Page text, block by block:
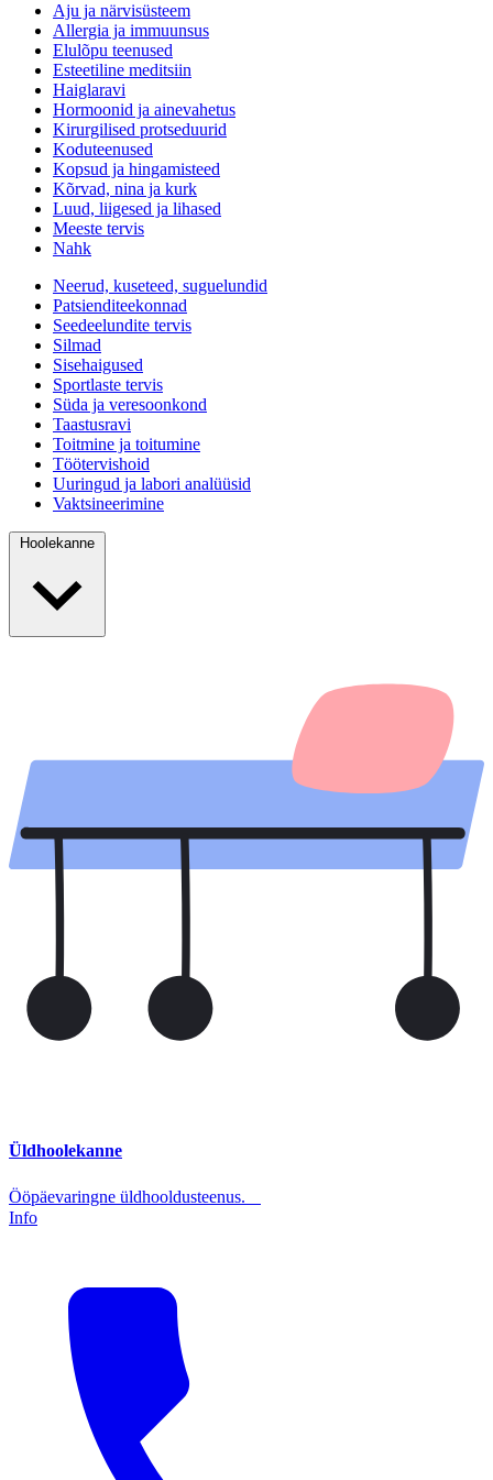
Aju ja närvisüsteem
Allergia ja immuunsus
Elulõpu teenused
Esteetiline meditsiin
Haiglaravi
Hormoonid ja ainevahetus
Kirurgilised protseduurid
Koduteenused
Kopsud ja hingamisteed
Kõrvad, nina ja kurk
Luud, liigesed ja lihased
Meeste tervis
Nahk
Neerud, kuseteed, suguelundid
Patsienditeekonnad
Seedeelundite tervis
Silmad
Sisehaigused
Sportlaste tervis
Süda ja veresoonkond
Taastusravi
Toitmine ja toitumine
Töötervishoid
Uuringud ja labori analüüsid
Vaktsineerimine
Hoolekanne
Üldhoolekanne
Ööpäevaringne üldhooldusteenus.
Info